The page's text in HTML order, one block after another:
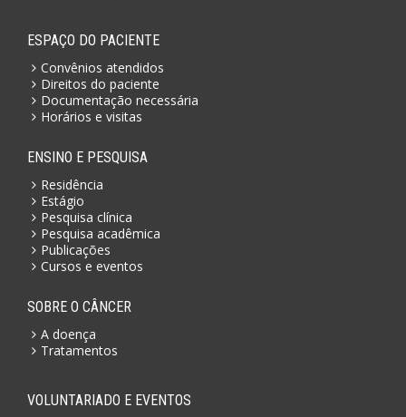
ESPAÇO DO PACIENTE
Convênios atendidos
Direitos do paciente
Documentação necessária
Horários e visitas
ENSINO E PESQUISA
Residência
Estágio
Pesquisa clínica
Pesquisa acadêmica
Publicações
Cursos e eventos
SOBRE O CÂNCER
A doença
Tratamentos
VOLUNTARIADO E EVENTOS